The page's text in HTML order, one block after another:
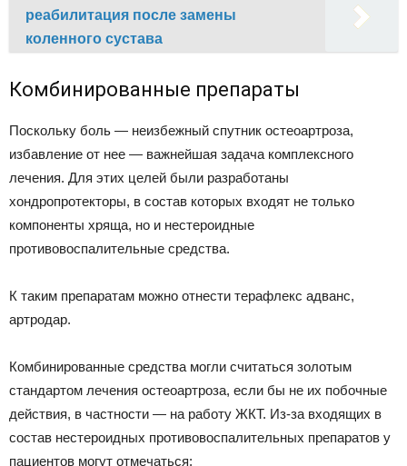
реабилитация после замены
коленного сустава
Комбинированные препараты
Поскольку боль — неизбежный спутник остеоартроза,
избавление от нее — важнейшая задача комплексного
лечения. Для этих целей были разработаны
хондропротекторы, в состав которых входят не только
компоненты хряща, но и нестероидные
противовоспалительные средства.
К таким препаратам можно отнести терафлекс адванс,
артродар.
Комбинированные средства могли считаться золотым
стандартом лечения остеоартроза, если бы не их побочные
действия, в частности — на работу ЖКТ. Из-за входящих в
состав нестероидных противовоспалительных препаратов у
пациентов могут отмечаться: